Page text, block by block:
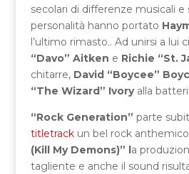
secolari di differenze musicali e
personalità hanno portato
l’ultimo rimasto.. Ad unirsi a lui
“Davo” Aitken e Richie “St.
chitarre, David “Boycee”
“The Wizard” Ivory alla
“Rock Generation” parte
titletrackun bel rock
(Kill My Demons)” la
tagliente e anche il sound